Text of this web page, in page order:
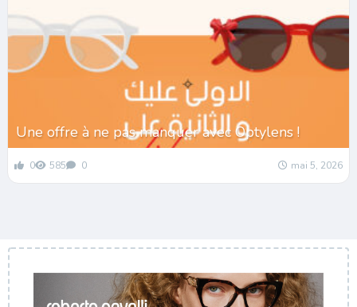
Une offre à ne pas manquer avec Optylens !
0 585 0 mai 5, 2026